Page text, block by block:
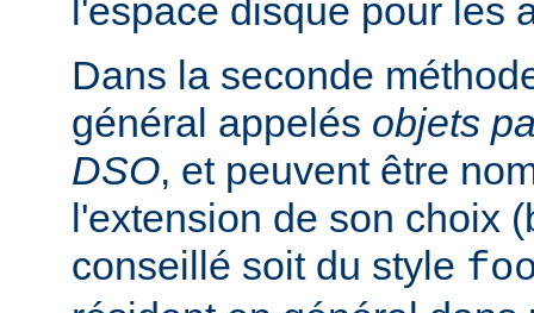
l'espace disque pour les
Dans la seconde
général appelés objets
DSO, et peuvent être
l'extension de son choix
conseillé soit du style